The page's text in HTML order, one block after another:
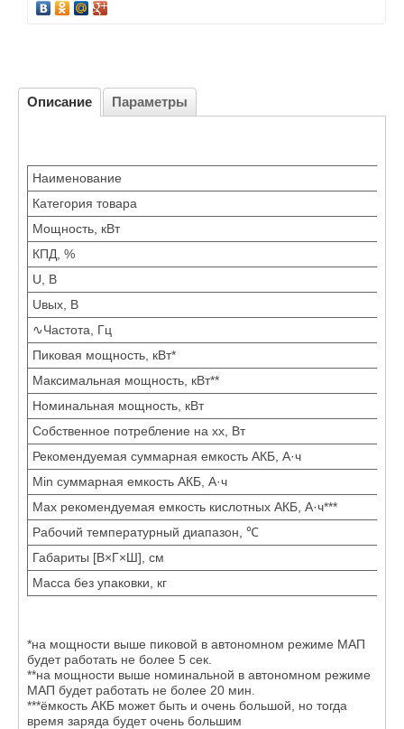
Описание Параметры
Наименование
Категория товара
Мощность, кВт
КПД, %
U, В
Uвых, В
∿Частота, Гц
Пиковая мощность, кВт*
Максимальная мощность, кВт**
Номинальная мощность, кВт
Собственное потребление на хх, Вт
Рекомендуемая суммарная емкость АКБ, А·ч
Min суммарная емкость АКБ, А·ч
Max рекомендуемая емкость кислотных АКБ, А·ч***
Рабочий температурный диапазон, ℃
Габариты [В×Г×Ш], см
Масса без упаковки, кг
*на мощности выше пиковой в автономном режиме МАП
будет работать не более 5 сек.
**на мощности выше номинальной в автономном режиме
МАП будет работать не более 20 мин.
***ёмкость АКБ может быть и очень большой, но тогда
время заряда будет очень большим